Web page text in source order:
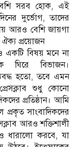
সরব হোক, এই
দুর্ভোগ, তাদের
আরও বেশি জায়গা
ঐক্য প্রয়োজন
বিষয় মনে না
ঘিরে বিভাজন।
হতো, তবে এমন
শুধু কোনো
প্রতিষ্ঠান। আমি
প্রকৃত সাংবাদিকদের
আরও শক্তিশালী
ধারালো করবে, যা